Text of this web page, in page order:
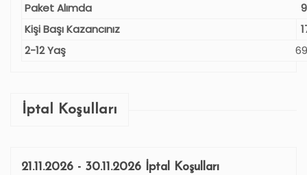
Paket Alımda
Kişi Başı Kazancınız
2-12 Yaş
İptal Koşulları
21.11.2026 - 30.11.2026 İptal Koşulları